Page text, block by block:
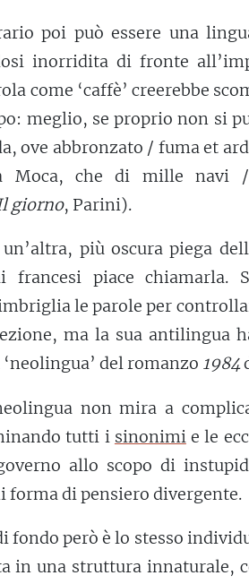
poi può essere una
inorridita di fronte
come ‘caffè’ creerebbe
meglio, se proprio non si
ove abbronzato / fuma et
Moca, che di mille navi /
giorno, Parini).
un’altra, più oscura piega
francesi piace chiamarla.
le parole per
ma la sua antilingua
del romanzo 1984
non mira a
tutti i sinonimie le
allo scopo di
forma di pensiero divergente.
fondo però è lo stesso
in una struttura innaturale,